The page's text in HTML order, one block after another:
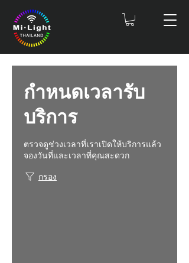
กำหนดเวลารับ
บริการ
ตรวจดูช่วงเวลาที่เราเปิดให้บริการแล้ว
จองวันที่และเวลาที่คุณสะดวก
กรอง